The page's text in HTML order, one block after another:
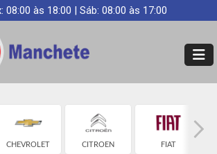
08:00 às 18:00 | Sáb: 08:00 às 17:00
CHEVROLET CITROEN FIAT